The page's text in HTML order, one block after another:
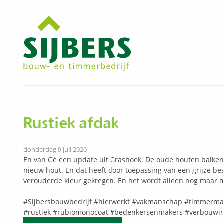
Rustiek afdak
donderdag 9 juli 2020
En van Gé een update uit Grashoek. De oude houten
nieuw hout. En dat heeft door toepassing van een grijze
verouderde kleur gekregen. En het wordt alleen nog maar
#Sijbersbouwbedrijf #hierwerkt #vakmanschap
#rustiek #rubiomonocoat #bedenkersenmakers